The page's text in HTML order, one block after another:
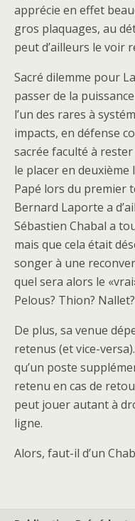
apprécie en effet
gros plaquages, au
peut d’ailleurs le voir
Sacré dilemme pour
passer de la
l’un des rares à
impacts, en défense
sacrée faculté à
le placer en deuxième
Papé lors du premier
Bernard Laporte a
Sébastien Chabal a
mais que cela était
songer à une
quel sera alors le
Pelous? Thion? Nallet?
De plus, sa venue
retenus (et vice-
qu’un poste
retenu en cas de
peut jouer autant à
ligne.
Alors, faut-il d’un